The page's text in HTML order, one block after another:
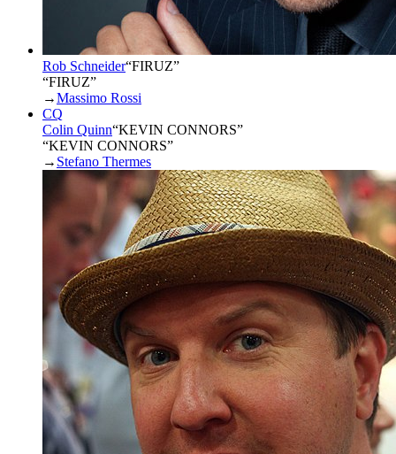
Rob Schneider“FIRUZ”
“FIRUZ”
→Massimo Rossi
CQ
Colin Quinn“KEVIN CONNORS”
“KEVIN CONNORS”
→ Stefano Thermes